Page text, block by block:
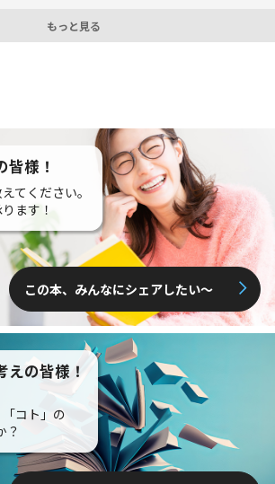
もっと見る
皆様！
てください。
ます！
この本、みんなにシェアしたい〜
えの皆様！
「コト」の
？